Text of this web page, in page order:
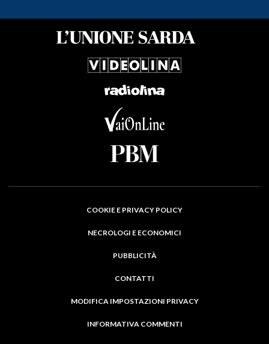
COOKIE E PRIVACY POLICY
NECROLOGI E ECONOMICI
PUBBLICITÀ
CONTATTI
MODIFICA IMPOSTAZIONI PRIVACY
INFORMATIVA COMMENTI